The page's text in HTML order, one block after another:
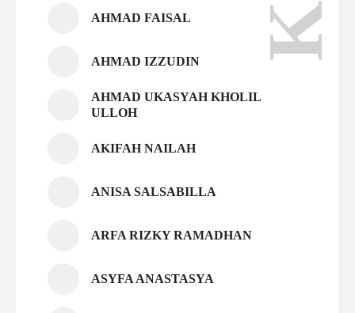
AHMAD FAISAL
AHMAD IZZUDIN
AHMAD UKASYAH KHOLIL
ULLOH
AKIFAH NAILAH
ANISA SALSABILLA
ARFA RIZKY RAMADHAN
ASYFA ANASTASYA